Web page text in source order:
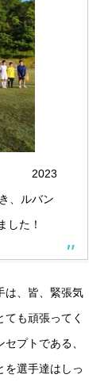
】 2023
、ルバン
した！
は、皆、緊張気
も頑張ってく
である、
選手達はしっ